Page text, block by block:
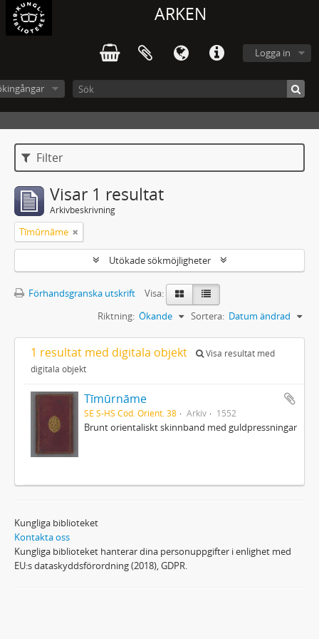
ARKEN
Logga in
Filter
Visar 1 resultat
Arkivbeskrivning
Tīmūrnāme
Utökade sökmöjligheter
Förhandsgranska utskrift
Visa:
Sortera: Datum ändrad
Riktning: Ökande
1 resultat med digitala objekt
Visa resultat med
digitala objekt
Tīmūrnāme
SE S-HS Cod. Orient. 38 Arkiv 1552
Brunt orientaliskt skinnband med guldpressningar
Kungliga biblioteket
Kontakta oss
Kungliga biblioteket hanterar dina personuppgifter i enlighet med
EU:s dataskyddsförordning (2018), GDPR.